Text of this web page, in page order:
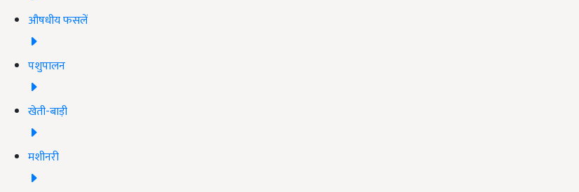
औषधीय फसलें
पशुपालन
खेती-बाड़ी
मशीनरी